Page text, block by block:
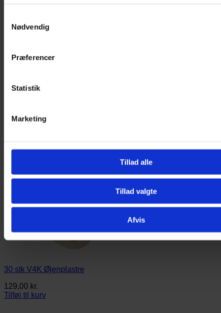
Nødvendig
Præferencer
Statistik
Marketing
Tillad alle
Tillad valgte
Afvis
varesiden
30 stk V4K Øjenplastre
129,00 kr.
Tilføj til kurv